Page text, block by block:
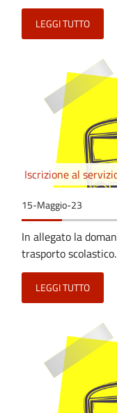
LEGGI TUTTO
Iscrizione al
15-Maggio-23
In allegato la
trasporto scolastico.
LEGGI TUTTO